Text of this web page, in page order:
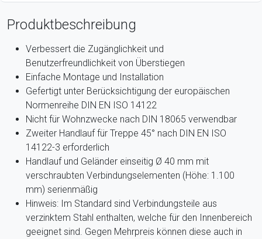
Produktbeschreibung
Verbessert die Zugänglichkeit und
Benutzerfreundlichkeit von Überstiegen
Einfache Montage und Installation
Gefertigt unter Berücksichtigung der europäischen
Normenreihe DIN EN ISO 14122
Nicht für Wohnzwecke nach DIN 18065 verwendbar
Zweiter Handlauf für Treppe 45° nach DIN EN ISO
14122-3 erforderlich
Handlauf und Geländer einseitig Ø 40 mm mit
verschraubten Verbindungselementen (Höhe: 1.100
mm) serienmäßig
Hinweis: Im Standard sind Verbindungsteile aus
verzinktem Stahl enthalten, welche für den Innenbereich
geeignet sind. Gegen Mehrpreis können diese auch in